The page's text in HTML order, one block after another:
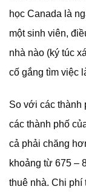
học Canada là
một sinh viên,
nhà nào (ký túc
cố gắng tìm việc
So với các thành
các thành phố
cả phải chăng
khoảng từ 675 –
thuê nhà. Chi phí